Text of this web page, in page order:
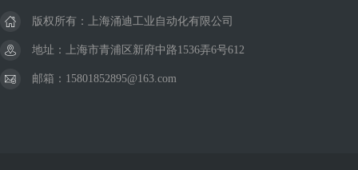
版权所有：上海涌迪工业自动化有限公司
地址：上海市青浦区新府中路1536弄6号612
邮箱：15801852895@163.com